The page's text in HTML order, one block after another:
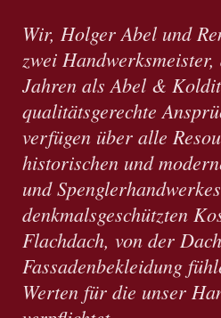
Wir, Holger Abel und
zwei
Jahren als Abel &
qualitätsgerechte
verfügen über alle
historischen und
und
denkmalsgeschützten
Flachdach, von der
Fassadenbekleidung
Werten für die unser